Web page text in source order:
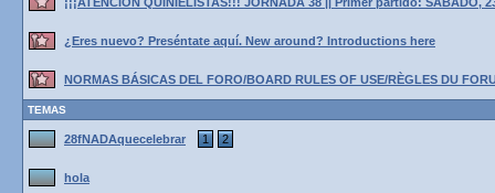
¿Eres nuevo? Preséntate aquí. New around? Introductions here
NORMAS BÁSICAS DEL FORO/BOARD RULES OF USE/RÈGLES DU
TEMAS
28fNADAquecelebrar 1 2
hola